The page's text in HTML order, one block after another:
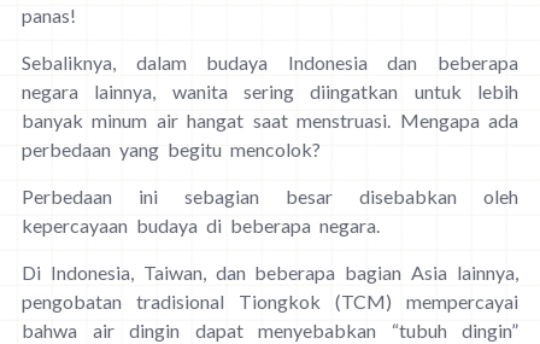
panas!
Sebaliknya, dalam budaya Indonesia dan beberapa
negara lainnya, wanita sering diingatkan untuk lebih
banyak minum air hangat saat menstruasi. Mengapa ada
perbedaan yang begitu mencolok?
Perbedaan ini sebagian besar disebabkan oleh
kepercayaan budaya di beberapa negara.
Di Indonesia, Taiwan, dan beberapa bagian Asia lainnya,
pengobatan tradisional Tiongkok (TCM) mempercayai
bahwa air dingin dapat menyebabkan “tubuh dingin”